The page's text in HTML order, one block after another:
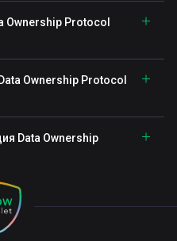
Ownership Protocol
Ownership Protocol
Data Ownership